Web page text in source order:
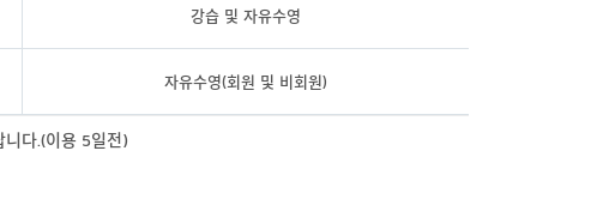
강습 및 자유수영
자유수영(회원 및 비회원)
다.(이용 5일전)